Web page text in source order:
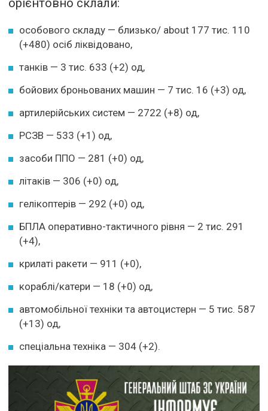
особового складу — близько/ about 177 тис. 110
(+480) осіб ліквідовано,
танків — 3 тис. 633 (+2) од,
бойових броньованих машин — 7 тис. 16 (+3) од,
артилерійських систем — 2722 (+8) од,
РСЗВ — 533 (+1) од,
засоби ППО — 281 (+0) од,
літаків — 306 (+0) од,
гелікоптерів — 292 (+0) од,
БПЛА оперативно-тактичного рівня — 2 тис. 291
(+4),
крилаті ракети — 911 (+0),
кораблі/катери — 18 (+0) од,
автомобільної техніки та автоцистерн — 5 тис. 587
(+13) од,
спеціальна техніка — 304 (+2).